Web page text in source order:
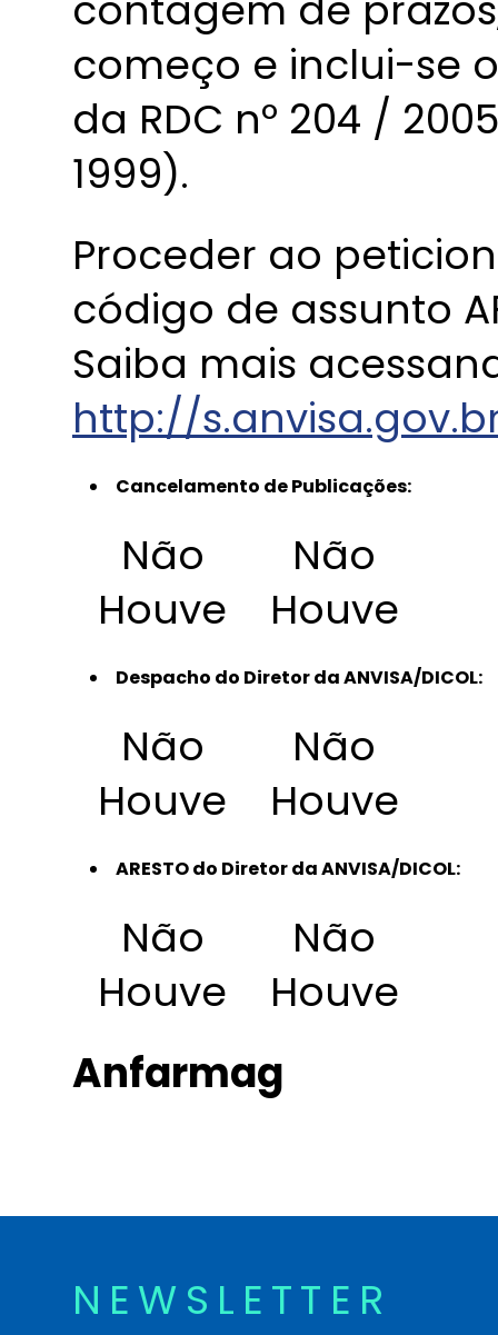
começo e inclui-se
da RDC nº 204 /
1999).
Proceder ao
código de assunto
Saiba mais
http://
Cancelamento de Publicações:
Não
Houve
Não
Houve
Despacho do Diretor da ANVISA/DICOL:
Não
Houve
Não
Houve
ARESTO do Diretor da ANVISA/DICOL:
Não
Houve
Não
Houve
Anfarmag
NEWSLETTER